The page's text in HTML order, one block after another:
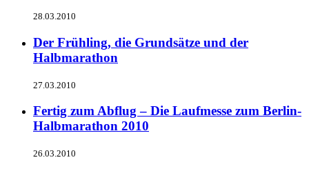
28.03.2010
Der Frühling, die Grundsätze und der
Halbmarathon
27.03.2010
Fertig zum Abflug – Die Laufmesse zum Berlin-
Halbmarathon 2010
26.03.2010